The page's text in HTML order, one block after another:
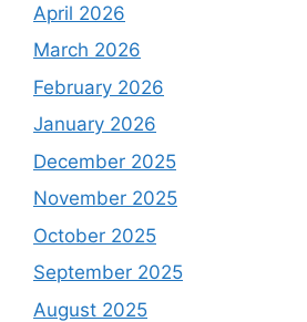
April 2026
March 2026
February 2026
January 2026
December 2025
November 2025
October 2025
September 2025
August 2025